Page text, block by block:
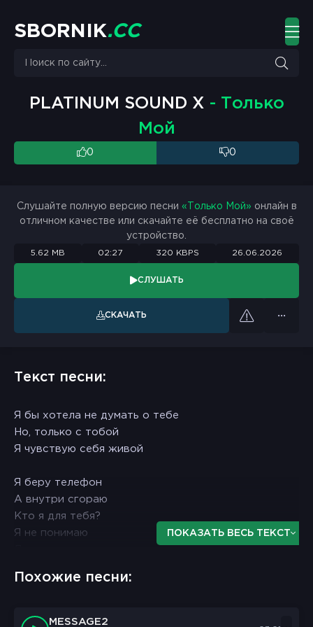
S BO R N K.CC
PLATINUM SOUND X - Только
Мой
0 0
Слушайте полную версию песни «Только Мой» онлайн в
отличном качестве или скачайте её бесплатно на своё
устройство.
5.62 MB 02:27 320 KBPS 26.06.2026
СЛУШАТЬ
СКАЧАТЬ
Текст песни:
Я бы хотела не думать о тебе
Но, только с тобой
Я чувствую себя живой
Я беру телефон
А внутри сгораю
Кто я для тебя?
Я не понимаю
Не могу дышать без тебя
Ты пришел и все изменилось
ПОКАЗАТЬ ВЕСЬ ТЕКСТ
Похожие песни:
MESSAGE2